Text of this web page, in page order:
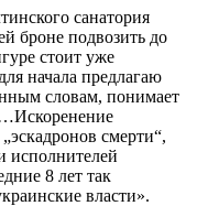
санатория
броне подвозить до
стоит уже
начала предлагаю
словам, понимает
смерти“,
исполнителей
8 лет так
власти».